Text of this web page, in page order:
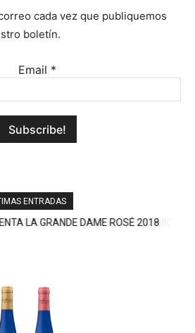
cada vez que publiquemos
boletín.
Email *
ENTRADAS
PARADA GASTRONÓMICA